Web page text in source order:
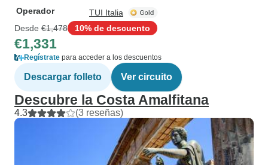
Operador
TUI Italia
Desde €1,478 10% de descuento
€1,331
Regístrate para acceder a los descuentos
Descargar folleto Ver circuito
Descubre la Costa Amalfitana
4.3 (3 reseñas)